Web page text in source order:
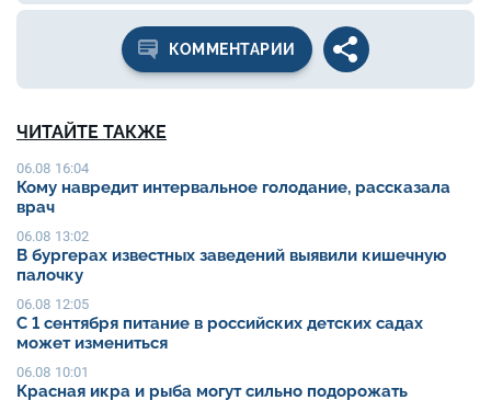
КОММЕНТАРИИ
ЧИТАЙТЕ ТАКЖЕ
06.08 16:04
Кому навредит интервальное голодание, рассказала
врач
06.08 13:02
В бургерах известных заведений выявили кишечную
палочку
06.08 12:05
С 1 сентября питание в российских детских садах
может измениться
06.08 10:01
Красная икра и рыба могут сильно подорожать